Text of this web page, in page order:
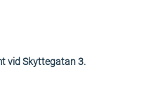
vid Skyttegatan 3.